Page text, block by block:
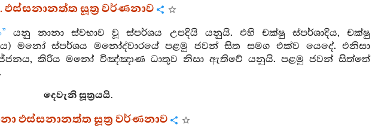
ඵස්සනානත්ත සූත්‍ර වර්ණනාව
යනු නානා ස්වභාව වූ ස්පර්ශය උපදියි යනුයි. එහි චක්ෂු ස්පර්ශාදිය, චක්ෂු
මනෝ ස්පර්ශය මනෝද්වාරයේ පළමු ජවන් සිත සමග එක්ව යෙදේ. එනිසා
කිරිය මනෝ විඤ්ඤාණ ධාතුව නිසා ඇතිවේ යනුයි. පළමු ජවන් සිත්තේ
දෙවැනි සූත්‍රයයි.
ඵස්සනානත්ත සූත්‍ර වර්ණනාව